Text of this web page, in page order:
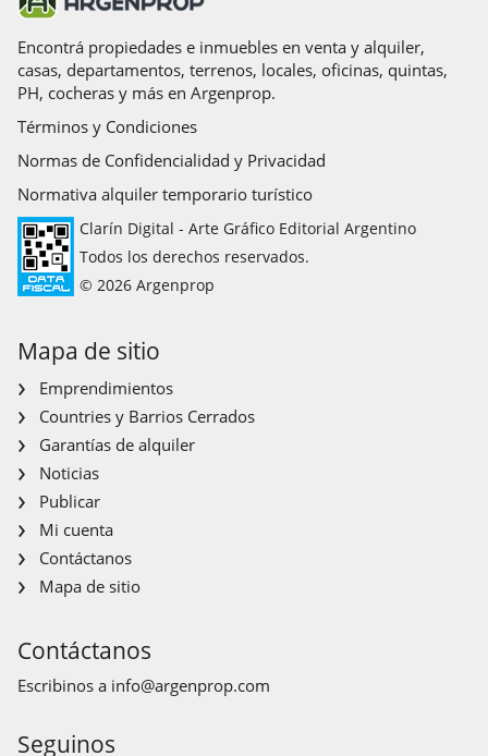
Encontrá propiedades e inmuebles en venta y alquiler,
casas, departamentos, terrenos, locales, oficinas, quintas,
PH, cocheras y más en Argenprop.
Términos y Condiciones
Normas de Confidencialidad y Privacidad
Normativa alquiler temporario turístico
Clarín Digital - Arte Gráfico Editorial Argentino
Todos los derechos reservados.
© 2026 Argenprop
Mapa de sitio
Emprendimientos
Countries y Barrios Cerrados
Garantías de alquiler
Noticias
Publicar
Mi cuenta
Contáctanos
Mapa de sitio
Contáctanos
Escribinos a info@argenprop.com
Seguinos